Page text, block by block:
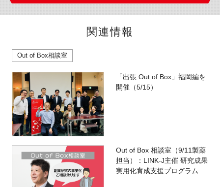
関連情報
Out of Box相談室
「出張 Out of Box」福岡編を
開催（5/15）
Out of Box 相談室（9/11製薬
担当）：LINK-J主催 研究成果
実用化育成支援プログラム